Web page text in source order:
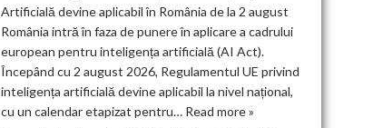
Artificială devine aplicabil în România de la 2 august
România intră în faza de punere în aplicare a cadrului
european pentru inteligența artificială (AI Act).
Începând cu 2 august 2026, Regulamentul UE privind
inteligența artificială devine aplicabil la nivel național,
cu un calendar etapizat pentru… Read more »